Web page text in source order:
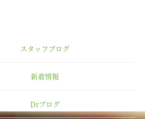
2024年12月
スタッフブログ
新着情報
Drブログ